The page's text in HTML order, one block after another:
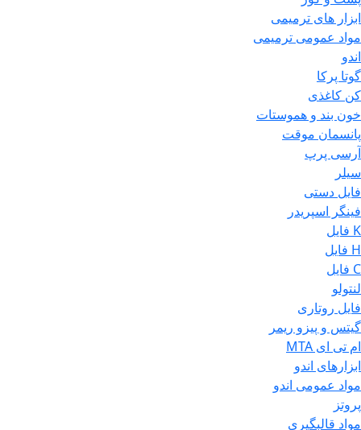
ابزار های ترمیمی
مواد عمومی ترمیمی
اندو
گوتا پرکا
کن کاغذی
خون بند و هموستات
پانسمان موقت
آرسی پرپ
سیلر
فایل دستی
فینگر اسپریدر
K فایل
H فایل
C فایل
لنتولو
فایل روتاری
گیتس و پیزو ریمر
ام تی ای MTA
ابزارهای اندو
مواد عمومی اندو
پروتز
مواد قالبگیری